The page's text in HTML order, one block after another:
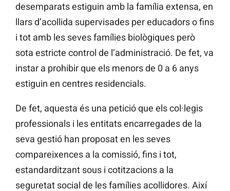
desemparats estiguin amb la família extensa, en
llars d’acollida supervisades per educadors o fins
i tot amb les seves famílies biològiques però
sota estricte control de l’administració. De fet, va
instar a prohibir que els menors de 0 a 6 anys
estiguin en centres residencials.
De fet, aquesta és una petició que els col·legis
professionals i les entitats encarregades de la
seva gestió han proposat en les seves
compareixences a la comissió, fins i tot,
estandarditzant sous i cotitzacions a la
seguretat social de les famílies acollidores. Així